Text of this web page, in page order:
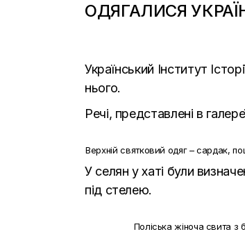
ОДЯГАЛИСЯ
Український Інститут
нього.
Речі, представлені в
Верхній святковий одяг – сардак,
У селян у хаті були
під стелею.
Поліська жіноча свита з